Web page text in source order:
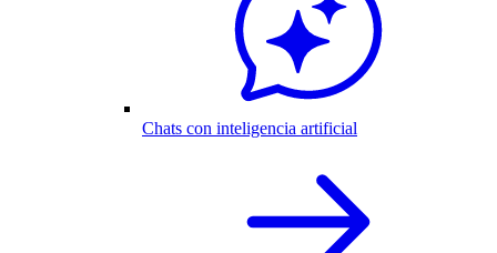
Chats con inteligencia artificial